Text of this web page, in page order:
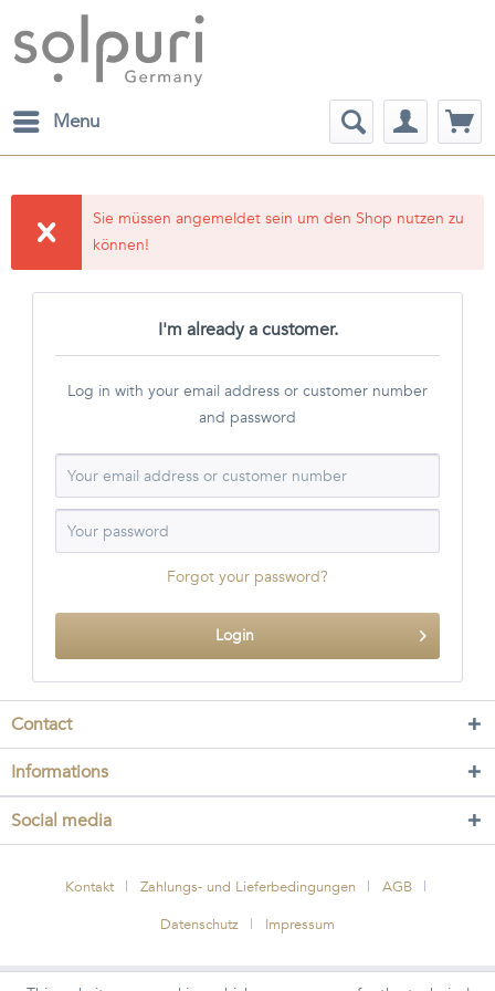
Menu
Sie müssen angemeldet sein um den Shop nutzen zu
können!
I'm already a customer.
Log in with your email address or customer number
and password
Forgot your password?
Login
Contact
Informations
Social media
Kontakt Zahlungs- und Lieferbedingungen
AGB
Datenschutz
Impressum